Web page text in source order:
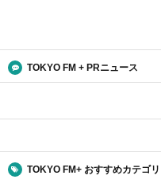
TOKYO FM + PRニュース
TOKYO FM+ おすすめカテゴリ